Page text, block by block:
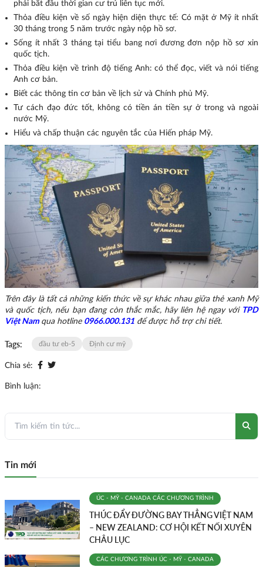
phải bắt đầu thời gian cư trú liên tục mới.
Thỏa điều kiện về số ngày hiện diện thực tế: Có mặt ở Mỹ ít nhất
30 tháng trong 5 năm trước ngày nộp hồ sơ.
Sống ít nhất 3 tháng tại tiểu bang nơi đương đơn nộp hồ sơ xin
quốc tịch.
Thỏa điều kiện về trình độ tiếng Anh: có thể đọc, viết và nói tiếng
Anh cơ bản.
Biết các thông tin cơ bản về lịch sử và Chính phủ Mỹ.
Tư cách đạo đức tốt, không có tiền án tiền sự ở trong và ngoài
nước Mỹ.
Hiểu và chấp thuận các nguyên tắc của Hiến pháp Mỹ.
Trên đây là tất cả những kiến thức về sự khác nhau giữa thẻ xanh Mỹ
và quốc tịch, nếu bạn đang còn thắc mắc, hãy liên hệ ngay với TPD
Việt Nam qua hotline 0966.000.131 để được hỗ trợ chi tiết.
Tags: đầu tư eb-5 Định cư mỹ
Chia sẻ:
Bình luận:
Tin mới
ÚC - MỸ - CANADA CÁC CHƯƠNG TRÌNH
THÚC ĐẨY ĐƯỜNG BAY THẲNG VIỆT NAM
– NEW ZEALAND: CƠ HỘI KẾT NỐI XUYÊN
CHÂU LỤC
CÁC CHƯƠNG TRÌNH ÚC - MỸ - CANADA